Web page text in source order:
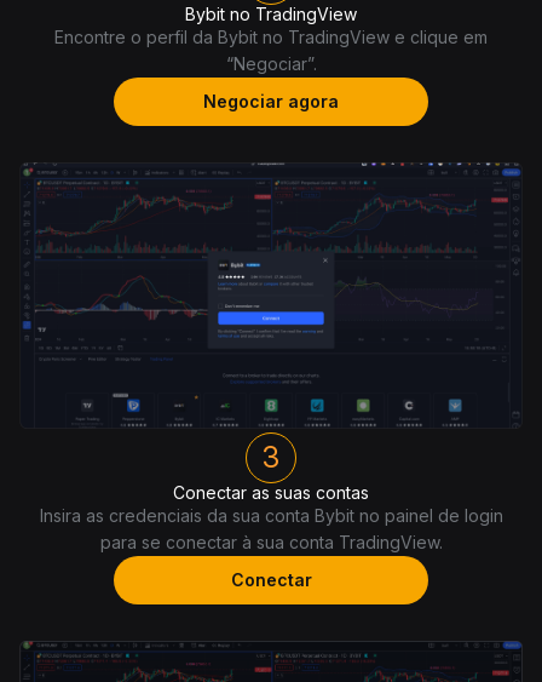
Bybit no TradingView
Encontre o perfil da Bybit no TradingView e clique em
“Negociar”.
Negociar agora
3
Conectar as suas contas
Insira as credenciais da sua conta Bybit no painel de login
para se conectar à sua conta TradingView.
Conectar